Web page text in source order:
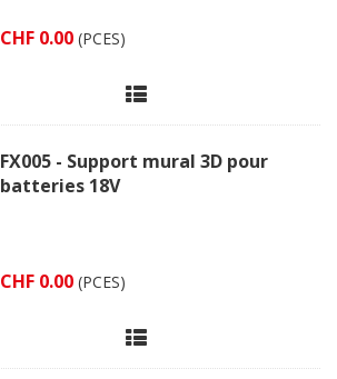
CHF 0.00 (PCES)
FX005 - Support mural 3D pour
batteries 18V
CHF 0.00 (PCES)